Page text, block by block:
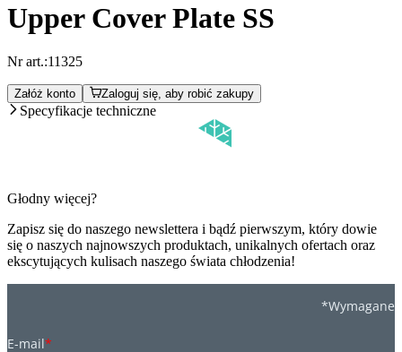
Upper Cover Plate SS
Nr art.:11325
Załóż konto Zaloguj się, aby robić zakupy
Specyfikacje techniczne
Głodny więcej?
Zapisz się do naszego newslettera i bądź pierwszym, który dowie
się o naszych najnowszych produktach, unikalnych ofertach oraz
ekscytujących kulisach naszego świata chłodzenia!
*Wymagane
E-mail*